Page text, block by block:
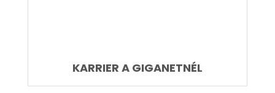
KARRIER A GIGANETNÉL